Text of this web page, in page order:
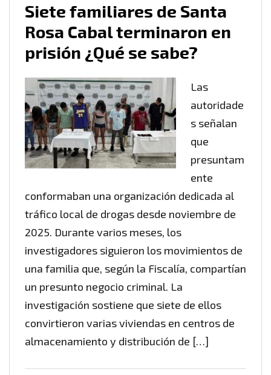
Siete familiares de Santa
Rosa Cabal terminaron en
prisión ¿Qué se sabe?
Las
autoridade
s señalan
que
presuntam
ente
conformaban una organización dedicada al
tráfico local de drogas desde noviembre de
2025. Durante varios meses, los
investigadores siguieron los movimientos de
una familia que, según la Fiscalía, compartían
un presunto negocio criminal. La
investigación sostiene que siete de ellos
convirtieron varias viviendas en centros de
almacenamiento y distribución de […]